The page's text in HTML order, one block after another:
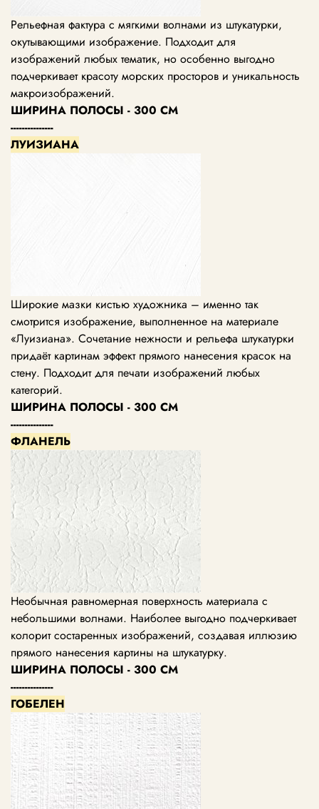
Рельефная фактура с мягкими волнами из штукатурки,
окутывающими изображение. Подходит для
изображений любых тематик, но особенно выгодно
подчеркивает красоту морских просторов и уникальность
макроизображений.
ШИРИНА ПОЛОСЫ - 300 СМ
---------------
ЛУИЗИАНА
Широкие мазки кистью художника – именно так
смотрится изображение, выполненное на материале
«Луизиана». Сочетание нежности и рельефа штукатурки
придаёт картинам эффект прямого нанесения красок на
стену. Подходит для печати изображений любых
категорий.
ШИРИНА ПОЛОСЫ - 300 СМ
---------------
ФЛАНЕЛЬ
Необычная равномерная поверхность материала с
небольшими волнами. Наиболее выгодно подчеркивает
колорит состаренных изображений, создавая иллюзию
прямого нанесения картины на штукатурку.
ШИРИНА ПОЛОСЫ - 300 СМ
---------------
ГОБЕЛЕН